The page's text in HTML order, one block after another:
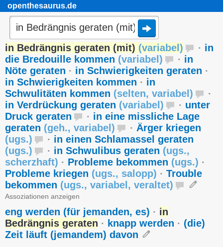
openthesaurus.de
in Bedrängnis geraten (mit) (variabel ) · in
die Bredouille kommen (variabel ) · in
Nöte geraten · in Schwierigkeiten geraten ·
in Schwierigkeiten kommen · in
Schwulitäten kommen (selten, variabel )
·
in Verdrückung geraten (variabel ) · unter
Druck geraten
· in eine missliche Lage
geraten (geh., variabel ) · Ärger kriegen
(ugs.) · in einen Schlamassel geraten
(ugs.) · in Schwulibus geraten (ugs.,
scherzhaft) · Probleme bekommen (ugs.) ·
Probleme kriegen (ugs., salopp) · Trouble
bekommen (ugs., variabel , veraltet)
Assoziationen anzeigen
eng werden (für jemanden, es) · in
Bedrängnis geraten · knapp werden · (die)
Zeit läuft (jemandem) davon